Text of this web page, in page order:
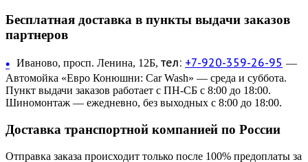
Бесплатная доставка в пункты выдачи заказов
партнеров
• Иваново, просп. Ленина, 12Б, тел: +7-920-359-26-95 —
Автомойка «Евро Конюшни: Car Wash» — среда и суббота.
Пункт выдачи заказов работает с ПН-СБ с 8:00 до 18:00.
Шиномонтаж — ежедневно, без выходных с 8:00 до 18:00.
Доставка транспортной компанией по России
Отправка заказа происходит только после 100% предоплаты за